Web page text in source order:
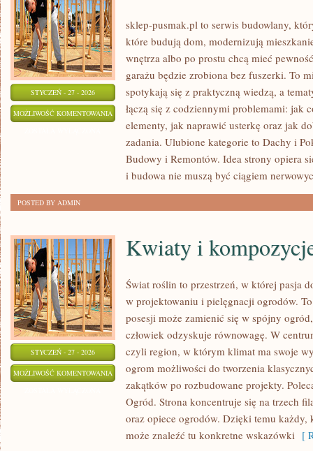
STYCZEŃ - 27 - 2026
MOŻLIWOŚĆ KOMENTOWANIA BUDOWA
DOMÓW
PODSTAW
sklep-pusmak.pl to serwis budowlany,
które budują dom, modernizują
wnętrza albo po prostu chcą mieć
garażu będzie zrobiona bez fuszerki. To
spotykają się z praktyczną wiedzą, a
łączą się z codziennymi problemami: jak
elementy, jak naprawić usterkę oraz jak
zadania. Ulubione kategorie to Dachy i
Budowy i Remontów. Idea strony opiera
i budowa nie muszą być ciągiem
POSTED BY ADMIN
STYCZEŃ - 27 - 2026
MOŻLIWOŚĆ KOMENTOWANIA KWIATY
KOMPOZYCJE
ROŚLINNE
Kwiaty i
Świat roślin to przestrzeń, w której pasja
w projektowaniu i pielęgnacji ogrodów.
posesji może zamienić się w spójny
człowiek odzyskuje równowagę. W
czyli region, w którym klimat ma swoje
ogrom możliwości do tworzenia
zakątków po rozbudowane projekty.
Ogród. Strona koncentruje się na trzech
oraz opiece ogrodów. Dzięki temu
może znaleźć tu konkretne wskazówki [